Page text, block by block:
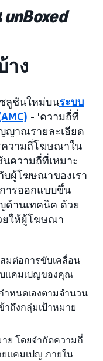
าง
ลูชันใหม่บนระบบ
- 'ความถี่ที่
ญาณรายละเอียด
ความถี่โฆษณาใน
ความถี่ที่เหมาะ
ผู้โฆษณาของเรา
ารออกแบบขึ้น
ด้านเทคนิค ด้วย
ยให้ผู้โฆษณา
มต่อการขับเคลื่อน
แคมเปญของคุณ
ำหนดเองตามจำนวน
ถึงกลุ่มเป้าหมาย
าย โดยจำกัดความถี่
แคมเปญ ภายใน